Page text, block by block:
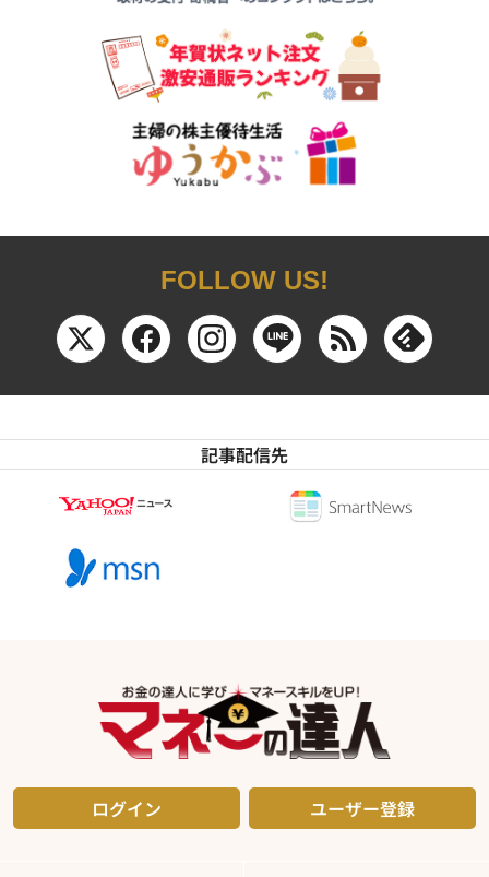
FOLLOW US!
記事配信先
ログイン ユーザー登録